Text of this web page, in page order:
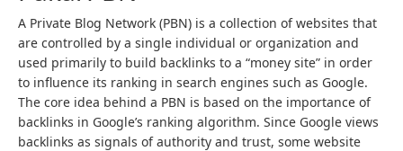
A Private Blog Network (PBN) is a collection of websites that
are controlled by a single individual or organization and
used primarily to build backlinks to a “money site” in order
to influence its ranking in search engines such as Google.
The core idea behind a PBN is based on the importance of
backlinks in Google’s ranking algorithm. Since Google views
backlinks as signals of authority and trust, some website